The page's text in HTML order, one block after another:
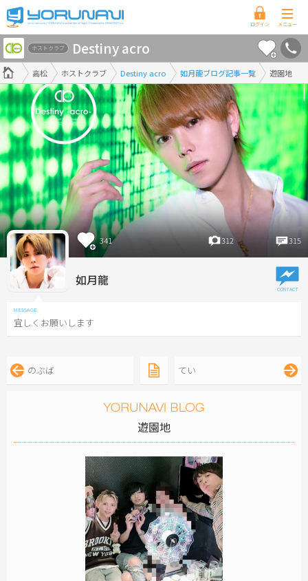
香
川
県
版
高松 ホストクラブ Destiny acro 如月龍ブログ記事一覧 遊園地
ホストクラブ Destiny acro
341 312 315
如月龍
宜しくお願いします
のぶば てい
遊園地